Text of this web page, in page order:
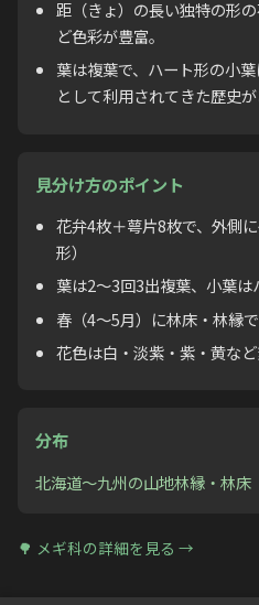
距（きょ）の長い独特の形
ど色彩が豊富。
葉は複葉で、ハート形の小
として利用されてきた歴史が
見分け方のポイント
花弁4枚＋萼片8枚で、外側
形）
葉は2〜3回3出複葉、小葉
春（4〜5月）に林床・林縁
花色は白・淡紫・紫・黄な
分布
北海道〜九州の山地林縁・林床
🌳 メギ科の詳細を見る →